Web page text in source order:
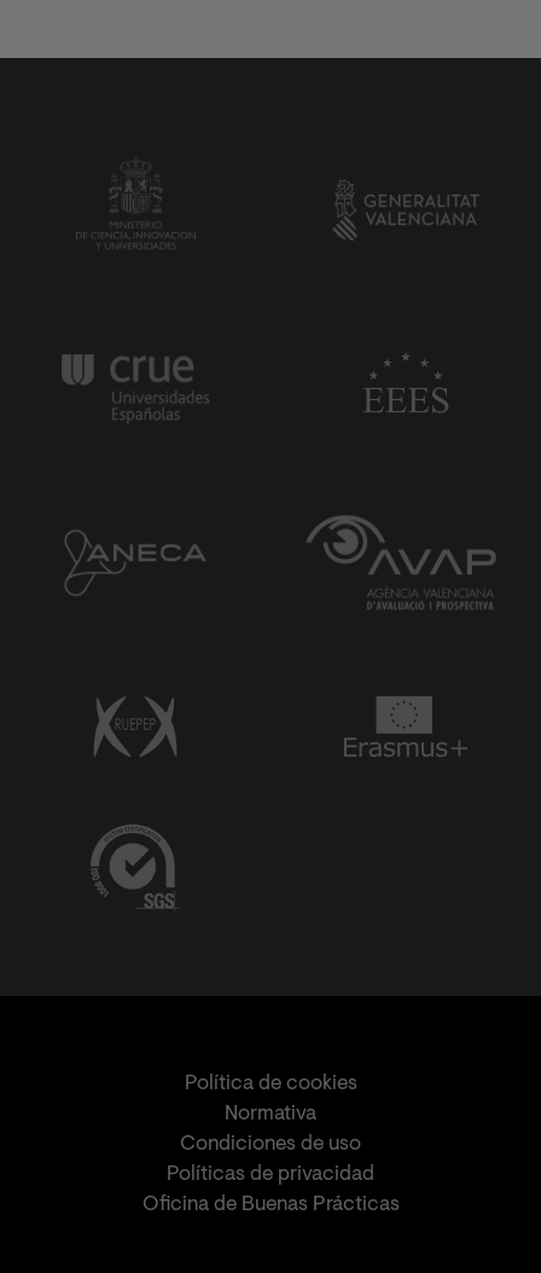
Política de cookies
Normativa
Condiciones de uso
Políticas de privacidad
Oficina de Buenas Prácticas